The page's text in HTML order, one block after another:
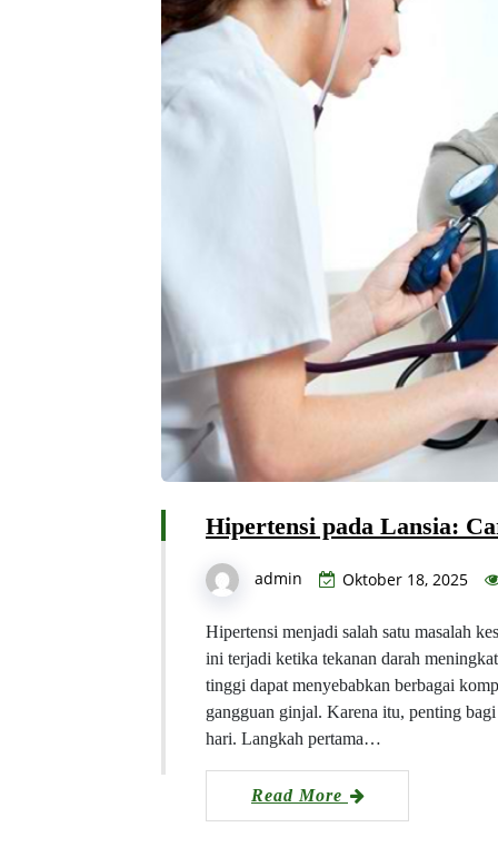
Hipertensi pada Lansia:
admin Oktober 18, 2025
Hipertensi menjadi salah satu masalah
ini terjadi ketika tekanan darah
tinggi dapat menyebabkan berbagai
gangguan ginjal. Karena itu, penting
hari. Langkah pertama…
Read More